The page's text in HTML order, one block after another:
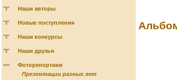
Наши авторы
Новые поступления
Наши конкурсы
Наши друзья
Фоторепортажи
Презентации разных лет